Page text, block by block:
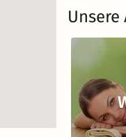
Unsere